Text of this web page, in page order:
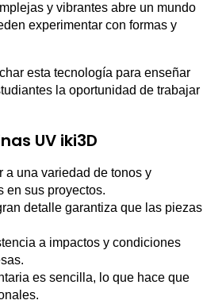
y vibrantes abre un mundo
experimentar con formas y
esta tecnología para enseñar
la oportunidad de trabajar
UV iki3D
a una variedad de tonos y
en sus proyectos.
detalle garantiza que las piezas
a impactos y condiciones
es sencilla, lo que hace que